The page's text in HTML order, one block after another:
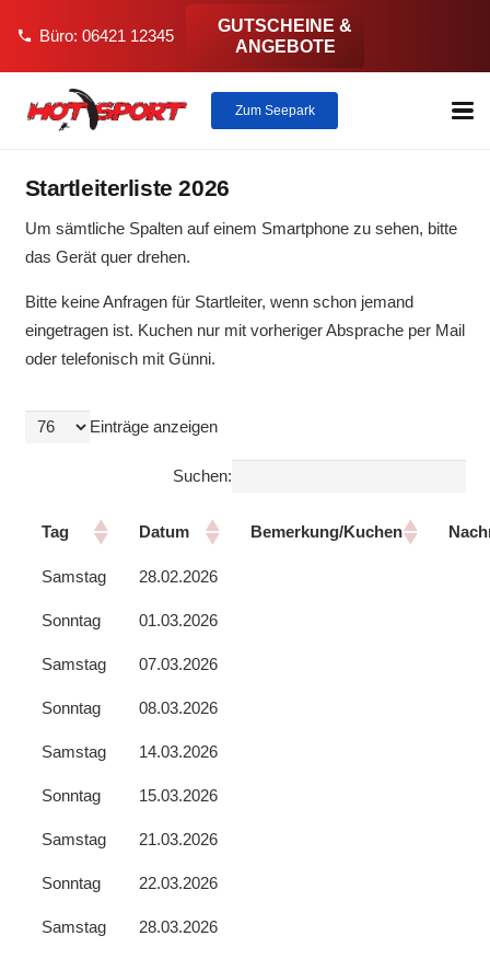
phone Büro: 06421 12345
GUTSCHEINE &
ANGEBOTE
Zum Seepark
Startleiterliste 2026
Um sämtliche Spalten auf einem Smartphone zu sehen, bitte
das Gerät quer drehen.
Bitte keine Anfragen für Startleiter, wenn schon jemand
eingetragen ist. Kuchen nur mit vorheriger Absprache per Mail
oder telefonisch mit Günni.
Einträge anzeigen
Suchen:
Tag Datum Bemerkung/Kuchen
Samstag 28.02.2026
Sonntag 01.03.2026
Samstag 07.03.2026
Sonntag 08.03.2026
Samstag 14.03.2026
Sonntag 15.03.2026
Samstag 21.03.2026
Sonntag 22.03.2026
Samstag 28.03.2026